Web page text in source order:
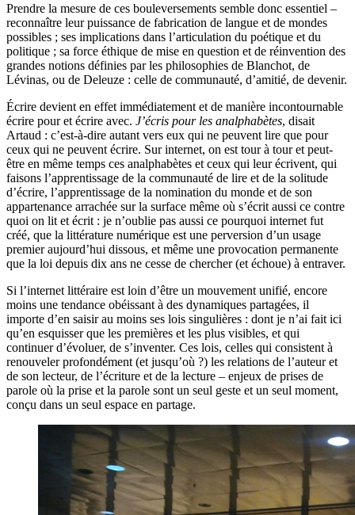
Prendre la mesure de ces bouleversements semble donc essentiel –
reconnaître leur puissance de fabrication de langue et de mondes
possibles ; ses implications dans l’articulation du poétique et du
politique ; sa force éthique de mise en question et de réinvention des
grandes notions définies par les philosophies de Blanchot, de
Lévinas, ou de Deleuze : celle de communauté, d’amitié, de devenir.
Écrire devient en effet immédiatement et de manière incontournable
écrire pour et écrire avec. J’écris pour les analphabètes, disait
Artaud : c’est-à-dire autant vers eux qui ne peuvent lire que pour
ceux qui ne peuvent écrire. Sur internet, on est tour à tour et peut-
être en même temps ces analphabètes et ceux qui leur écrivent, qui
faisons l’apprentissage de la communauté de lire et de la solitude
d’écrire, l’apprentissage de la nomination du monde et de son
appartenance arrachée sur la surface même où s’écrit aussi ce contre
quoi on lit et écrit : je n’oublie pas aussi ce pourquoi internet fut
créé, que la littérature numérique est une perversion d’un usage
premier aujourd’hui dissous, et même une provocation permanente
que la loi depuis dix ans ne cesse de chercher (et échoue) à entraver.
Si l’internet littéraire est loin d’être un mouvement unifié, encore
moins une tendance obéissant à des dynamiques partagées, il
importe d’en saisir au moins ses lois singulières : dont je n’ai fait ici
qu’en esquisser que les premières et les plus visibles, et qui
continuer d’évoluer, de s’inventer. Ces lois, celles qui consistent à
renouveler profondément (et jusqu’où ?) les relations de l’auteur et
de son lecteur, de l’écriture et de la lecture – enjeux de prises de
parole où la prise et la parole sont un seul geste et un seul moment,
conçu dans un seul espace en partage.